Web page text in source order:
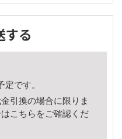
する
です。
引換の場合に限りま
こちら をご確認くだ